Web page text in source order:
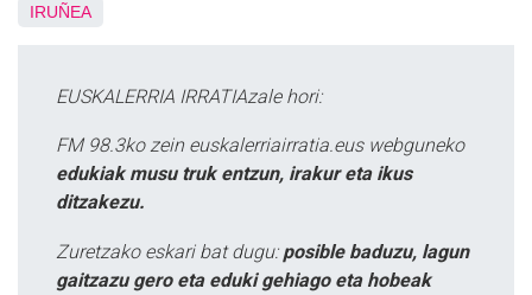
IRUÑEA
EUSKALERRIA IRRATIAzale hori:
FM 98.3ko zein euskalerriairratia.eus webguneko
edukiak musu truk entzun, irakur eta ikus
ditzakezu.
Zuretzako eskari bat dugu: posible baduzu, lagun
gaitzazu gero eta eduki gehiago eta hobeak